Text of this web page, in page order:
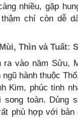
nhiều, gặp
chí còn dễ
Thìn và Tuất:
ra vào năm Sửu,
hành thuộc
Kim, phúc tinh
song toàn. Dùng
phù hợp với bản